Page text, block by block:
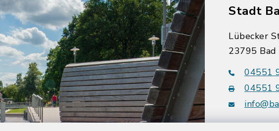
Stadt
Lübecker
23795 Bad
04551
04551